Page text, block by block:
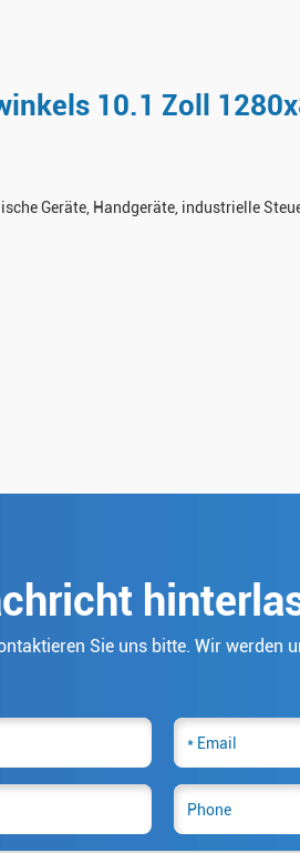
10.1 Zoll
Geräte, Handgeräte, industrielle
Sie uns bitte. Wir werden